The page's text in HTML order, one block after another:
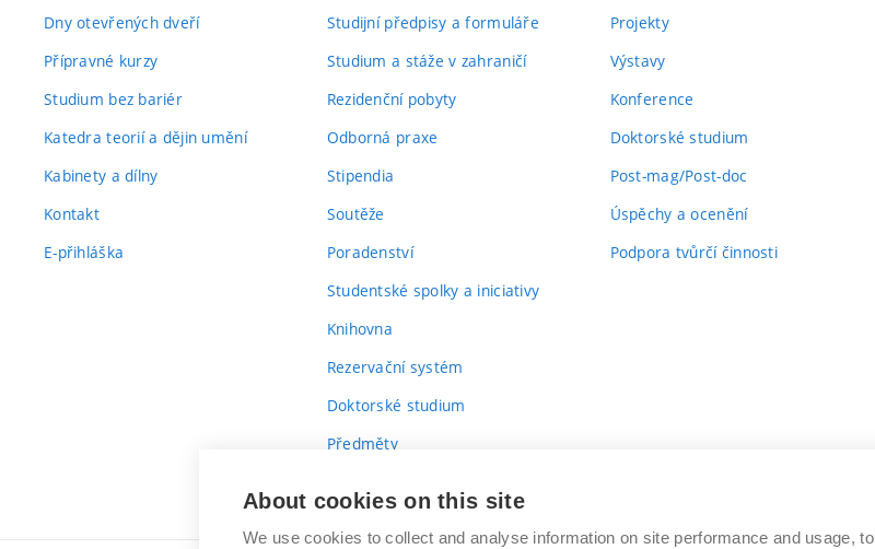
Dny otevřených dveří
Přípravné kurzy
Studium bez bariér
Katedra teorií a dějin umění
Kabinety a dílny
Kontakt
E-přihláška
Studijní předpisy a formuláře
Studium a stáže v zahraničí
Rezidenční pobyty
Odborná praxe
Stipendia
Soutěže
Poradenství
Studentské spolky a iniciativy
Knihovna
Rezervační systém
Doktorské studium
Předměty
Projekty
Výstavy
Konference
Doktorské studium
Post-mag/Post-doc
Úspěchy a ocenění
Podpora tvůrčí činnosti
About cookies on this site
We use cookies to collect and analyse information on site performance and usage, to